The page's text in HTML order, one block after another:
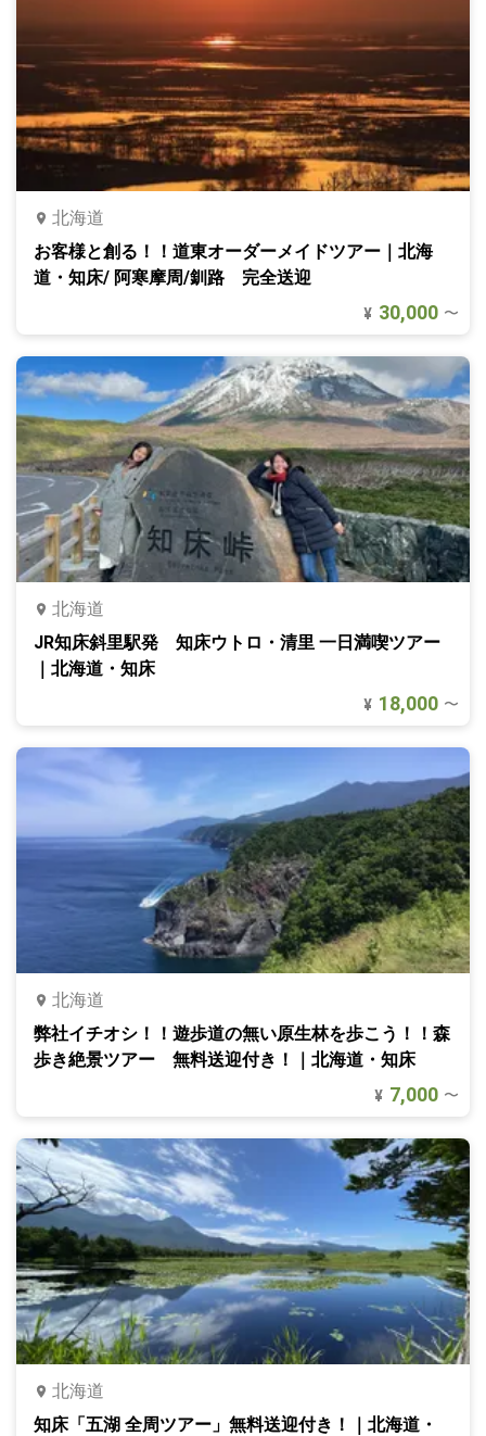
北海道
お客様と創る！！道東オーダーメイドツアー｜北海
道・知床/ 阿寒摩周/釧路 完全送迎
¥ 30,000 〜
北海道
JR知床斜里駅発 知床ウトロ・清里 一日満喫ツアー
｜北海道・知床
¥ 18,000 〜
北海道
弊社イチオシ！！遊歩道の無い原生林を歩こう！！森
歩き絶景ツアー 無料送迎付き！｜北海道・知床
¥ 7,000 〜
北海道
知床「五湖 全周ツアー」無料送迎付き！｜北海道・